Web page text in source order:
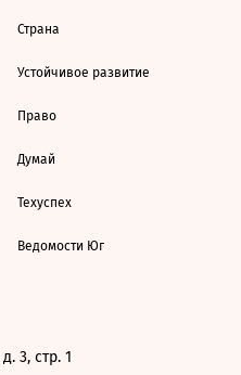
Страна
Устойчивое развитие
Право
Думай
Техуспех
Ведомости Юг
3, стр. 1